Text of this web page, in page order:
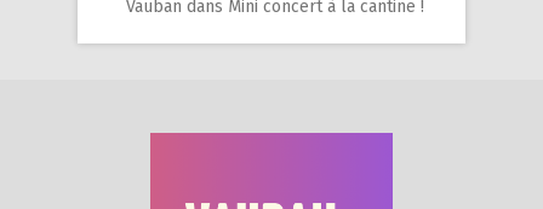
Vauban dans Mini concert à la cantine !